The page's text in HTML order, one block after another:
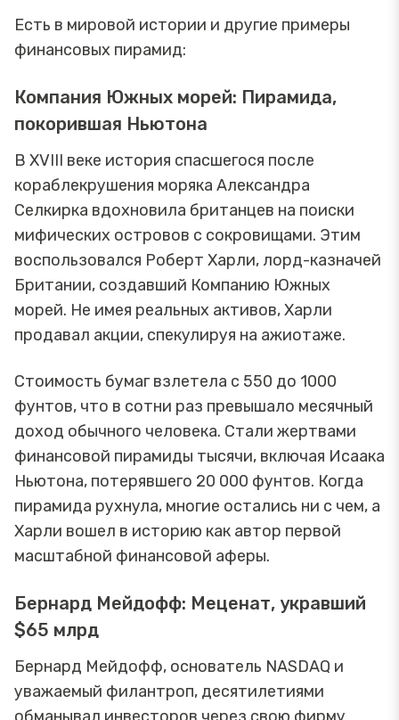
Есть в мировой истории и другие примеры
финансовых пирамид:
Компания Южных морей: Пирамида,
покорившая Ньютона
В XVIII веке история спасшегося после
кораблекрушения моряка Александра
Селкирка вдохновила британцев на поиски
мифических островов с сокровищами. Этим
воспользовался Роберт Харли, лорд-казначей
Британии, создавший Компанию Южных
морей. Не имея реальных активов, Харли
продавал акции, спекулируя на ажиотаже.
Стоимость бумаг взлетела с 550 до 1000
фунтов, что в сотни раз превышало месячный
доход обычного человека. Стали жертвами
финансовой пирамиды тысячи, включая Исаака
Ньютона, потерявшего 20 000 фунтов. Когда
пирамида рухнула, многие остались ни с чем, а
Харли вошел в историю как автор первой
масштабной финансовой аферы.
Бернард Мейдофф: Меценат, укравший
$65 млрд
Бернард Мейдофф, основатель NASDAQ и
уважаемый филантроп, десятилетиями